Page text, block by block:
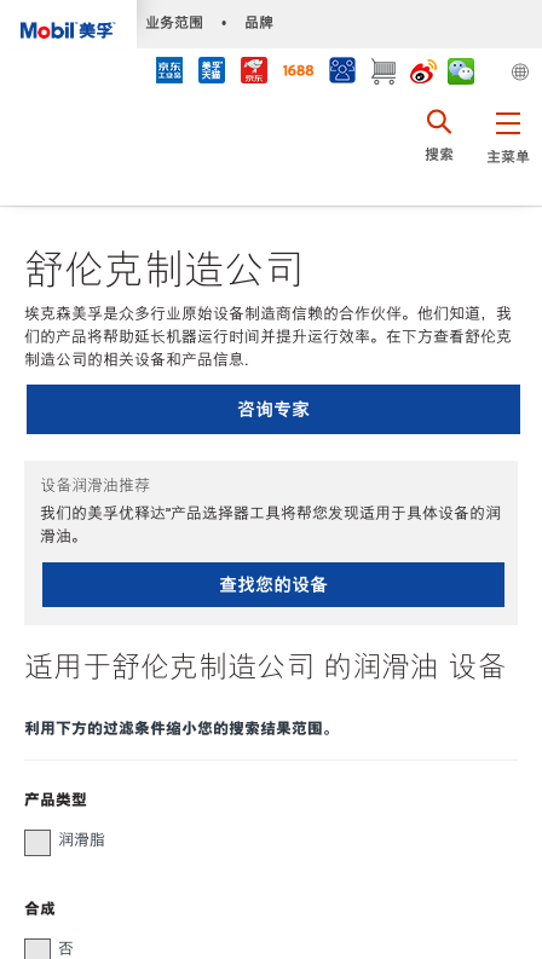
业务范围 • 品牌
主菜单
搜索
舒伦克制造公司
埃克森美孚是众多行业原始设备制造商信赖的合作伙伴。他们知道，我
们的产品将帮助延长机器运行时间并提升运行效率。在下方查看舒伦克
制造公司的相关设备和产品信息.
咨询专家
设备润滑油推荐
我们的美孚优释达℠产品选择器工具将帮您发现适用于具体设备的润
滑油。
查找您的设备
适用于舒伦克制造公司 的润滑油 设备
利用下方的过滤条件缩小您的搜索结果范围。
产品类型
润滑脂
合成
否